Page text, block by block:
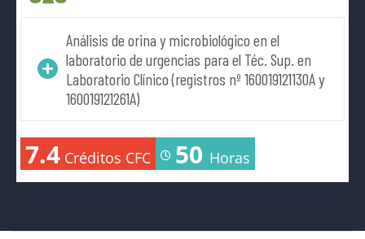
Análisis de orina y microbiológico en el
laboratorio de urgencias para el Téc. Sup. en
Laboratorio Clínico (registros nº 160019121130A y
160019121261A)
7.4 Créditos CFC 50 Horas